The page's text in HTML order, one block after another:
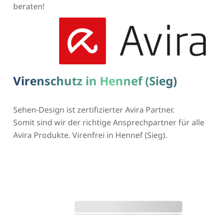
beraten!
Virenschutz in Hennef (Sieg)
Sehen-Design ist zertifizierter Avira Partner.
Somit sind wir der richtige Ansprechpartner für alle
Avira Produkte. Virenfrei in Hennef (Sieg).